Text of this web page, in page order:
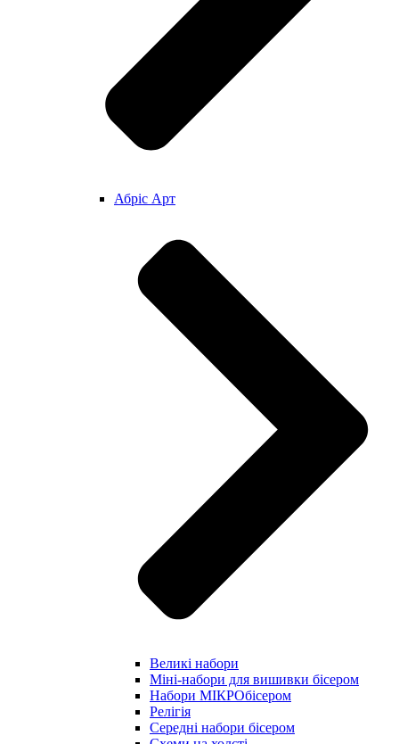
Абріс Арт
Великі набори
Міні-набори для вишивки бісером
Набори МІКРОбісером
Релігія
Середні набори бісером